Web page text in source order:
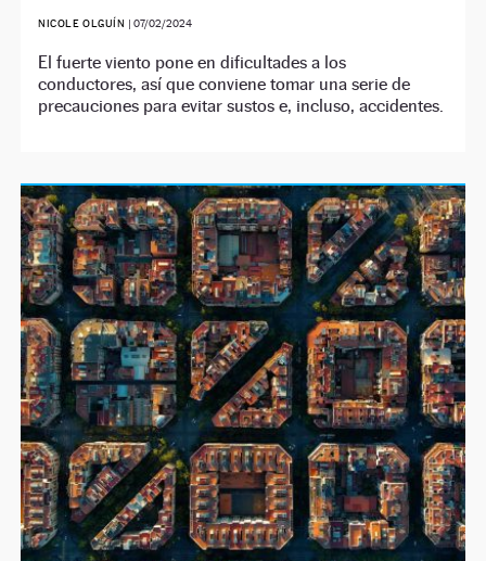
NICOLE OLGUÍN |07/02/2024
El fuerte viento pone en dificultades a los
conductores, así que conviene tomar una serie de
precauciones para evitar sustos e, incluso, accidentes.